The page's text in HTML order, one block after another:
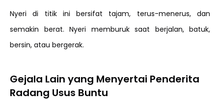
Nyeri di titik ini bersifat tajam, terus-menerus, dan
semakin berat. Nyeri memburuk saat berjalan, batuk,
bersin, atau bergerak.
Gejala Lain yang Menyertai Penderita
Radang Usus Buntu